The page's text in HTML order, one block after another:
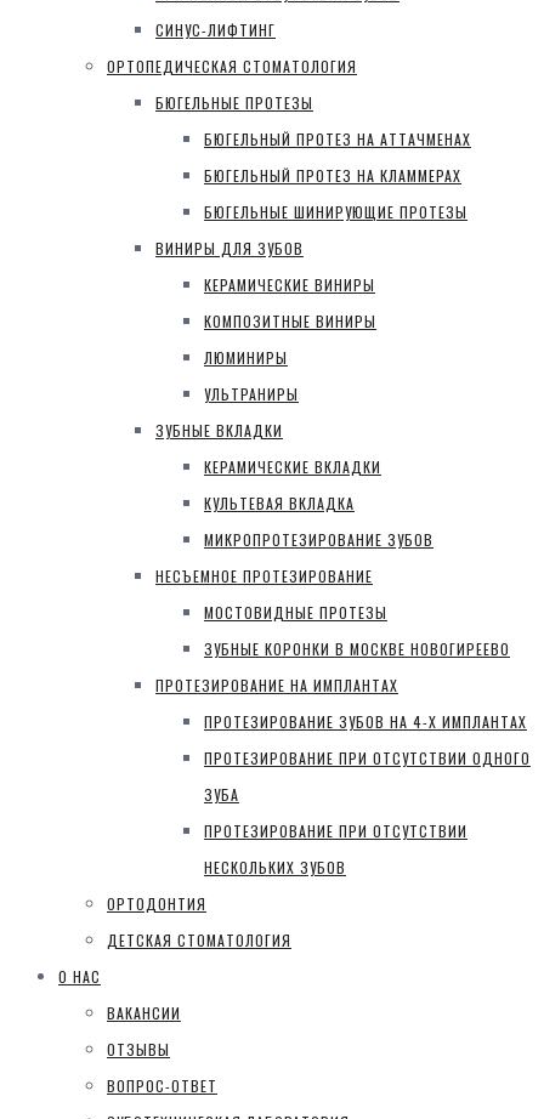
СИНУС-ЛИФТИНГ
ОРТОПЕДИЧЕСКАЯ СТОМАТОЛОГИЯ
БЮГЕЛЬНЫЕ ПРОТЕЗЫ
БЮГЕЛЬНЫЙ ПРОТЕЗ НА АТТАЧМЕНАХ
БЮГЕЛЬНЫЙ ПРОТЕЗ НА КЛАММЕРАХ
БЮГЕЛЬНЫЕ ШИНИРУЮЩИЕ ПРОТЕЗЫ
ВИНИРЫ ДЛЯ ЗУБОВ
КЕРАМИЧЕСКИЕ ВИНИРЫ
КОМПОЗИТНЫЕ ВИНИРЫ
ЛЮМИНИРЫ
УЛЬТРАНИРЫ
ЗУБНЫЕ ВКЛАДКИ
КЕРАМИЧЕСКИЕ ВКЛАДКИ
КУЛЬТЕВАЯ ВКЛАДКА
МИКРОПРОТЕЗИРОВАНИЕ ЗУБОВ
НЕСЪЕМНОЕ ПРОТЕЗИРОВАНИЕ
МОСТОВИДНЫЕ ПРОТЕЗЫ
ЗУБНЫЕ КОРОНКИ В МОСКВЕ НОВОГИРЕЕВО
ПРОТЕЗИРОВАНИЕ НА ИМПЛАНТАХ
ПРОТЕЗИРОВАНИЕ ЗУБОВ НА 4-Х ИМПЛАНТАХ
ПРОТЕЗИРОВАНИЕ ПРИ ОТСУТСТВИИ ОДНОГО
ЗУБА
ПРОТЕЗИРОВАНИЕ ПРИ ОТСУТСТВИИ
НЕСКОЛЬКИХ ЗУБОВ
ОРТОДОНТИЯ
ДЕТСКАЯ СТОМАТОЛОГИЯ
О НАС
ВАКАНСИИ
ОТЗЫВЫ
ВОПРОС-ОТВЕТ